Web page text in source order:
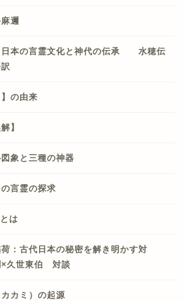
邇
日本の言霊文化と神代の伝承 水穂伝
】の由来
】
象と三種の神器
の言霊の探求
は
：古代日本の秘密を解き明かす対
世東伯 対談
カミ）の起源